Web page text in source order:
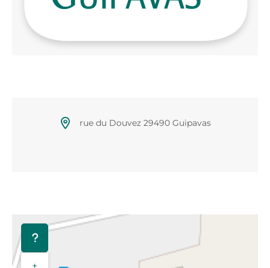
rue du Douvez 29490 Guipavas